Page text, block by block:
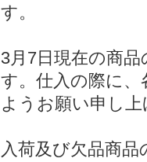
す。
3月7日現在の商
す。仕入の際に
ようお願い申し
入荷及び欠品商品